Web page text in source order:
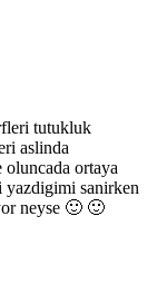
tutukluk
aslinda
ortaya
yazdigimi sanirken
neyse 🙂 🙂